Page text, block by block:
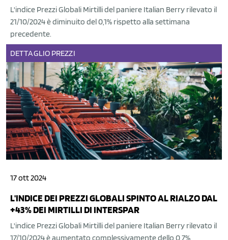
L'indice Prezzi Globali Mirtilli del paniere Italian Berry rilevato il
21/10/2024 è diminuito del 0,1% rispetto alla settimana
precedente.
DETTAGLIO PREZZI
17 ott 2024
L'INDICE DEI PREZZI GLOBALI SPINTO AL RIALZO DAL
+43% DEI MIRTILLI DI INTERSPAR
L'indice Prezzi Globali Mirtilli del paniere Italian Berry rilevato il
17/10/2024 è aumentato complessivamente dello 0,7%